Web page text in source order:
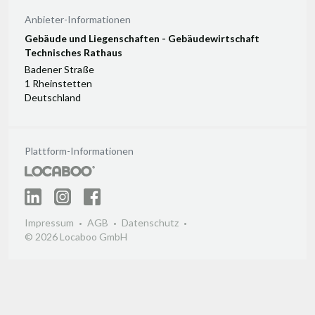
Uhr
Anbieter-Informationen
Gebäude und Liegenschaften - Gebäudewirtschaft
Technisches Rathaus
Badener Straße
1 Rheinstetten
Deutschland
Plattform-Informationen
Impressum AGB
Datenschutz
© 2026 Locaboo GmbH